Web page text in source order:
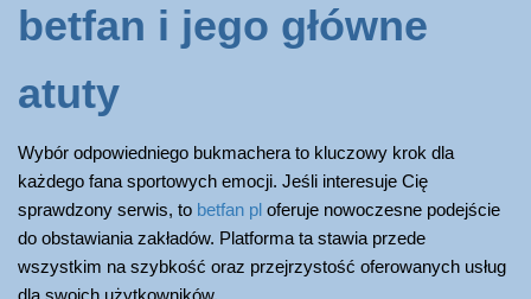
betfan i jego główne
atuty
Wybór odpowiedniego bukmachera to kluczowy krok dla
każdego fana sportowych emocji. Jeśli interesuje Cię
sprawdzony serwis, to betfan pl oferuje nowoczesne podejście
do obstawiania zakładów. Platforma ta stawia przede
wszystkim na szybkość oraz przejrzystość oferowanych usług
dla swoich użytkowników.